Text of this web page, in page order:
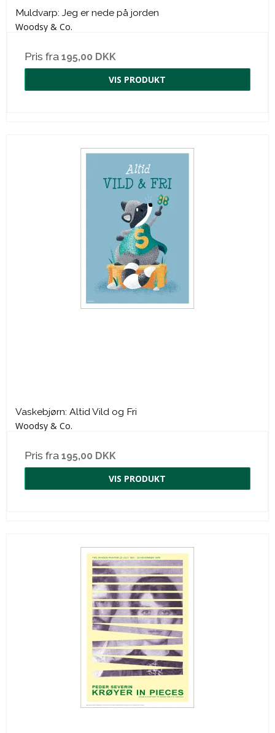
Muldvarp: Jeg er nede på jorden
Woodsy & Co.
Pris fra 195,00 DKK
VIS PRODUKT
Vaskebjørn: Altid Vild og Fri
Woodsy & Co.
Pris fra 195,00 DKK
VIS PRODUKT